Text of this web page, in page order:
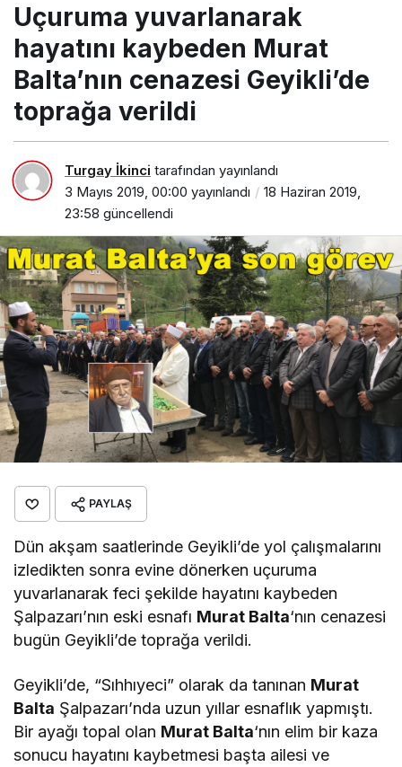
Geyikli’de toprağa verildi
Uçuruma yuvarlanarak
hayatını kaybeden Murat
Balta’nın cenazesi Geyikli’de
toprağa verildi
Turgay İkinci tarafından yayınlandı
3 Mayıs 2019, 00:00 yayınlandı
18 Haziran 2019,
23:58 güncellendi
PAYLAŞ
Dün akşam saatlerinde Geyikli’de yol çalışmalarını
izledikten sonra evine dönerken uçuruma
yuvarlanarak feci şekilde hayatını kaybeden
Şalpazarı’nın eski esnafı Murat Balta‘nın cenazesi
bugün Geyikli’de toprağa verildi.
Geyikli’de, “Sıhhıyeci” olarak da tanınan Murat
Balta Şalpazarı’nda uzun yıllar esnaflık yapmıştı.
Bir ayağı topal olan Murat Balta‘nın elim bir kaza
sonucu hayatını kaybetmesi başta ailesi ve